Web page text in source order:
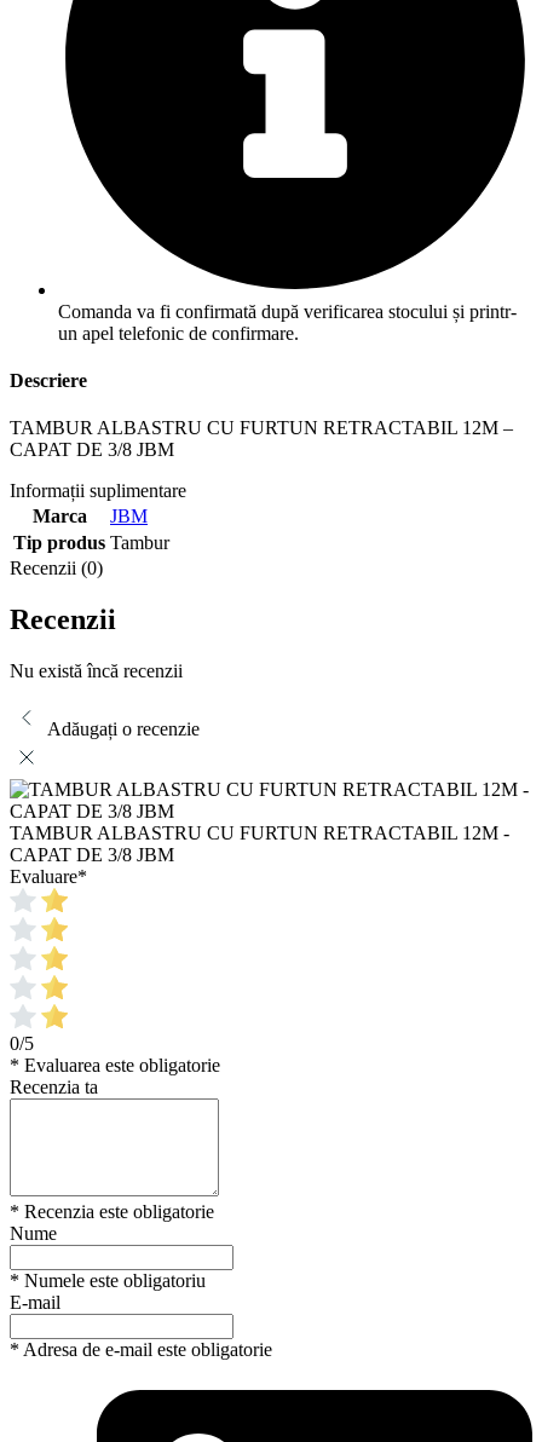
Comanda va fi confirmată după verificarea stocului și printr-
un apel telefonic de confirmare.
Descriere
TAMBUR ALBASTRU CU FURTUN RETRACTABIL 12M –
CAPAT DE 3/8 JBM
Informații suplimentare
Marca
JBM
Tip produs Tambur
Recenzii (0)
Recenzii
Nu există încă recenzii
Adăugați o recenzie
TAMBUR ALBASTRU CU FURTUN RETRACTABIL 12M -
CAPAT DE 3/8 JBM
Evaluare*
0/5
* Evaluarea este obligatorie
Recenzia ta
* Recenzia este obligatorie
Nume
* Numele este obligatoriu
E-mail
* Adresa de e-mail este obligatorie